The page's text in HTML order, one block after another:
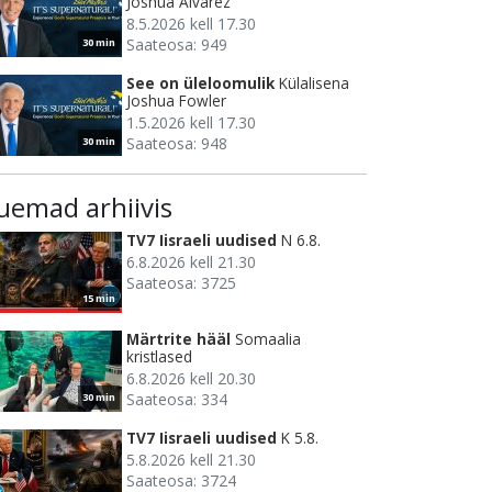
30 min
8.5.2026 kell 17.30
Saateosa: 949
30 min
See on üleloomulik Külalisena
Joshua Fowler
1.5.2026 kell 17.30
Saateosa: 948
arhiivis
15 min
TV7 Iisraeli uudised N 6.8.
6.8.2026 kell 21.30
Saateosa: 3725
30 min
Märtrite hääl Somaalia
kristlased
6.8.2026 kell 20.30
Saateosa: 334
TV7 Iisraeli uudised K 5.8.
5.8.2026 kell 21.30
Saateosa: 3724